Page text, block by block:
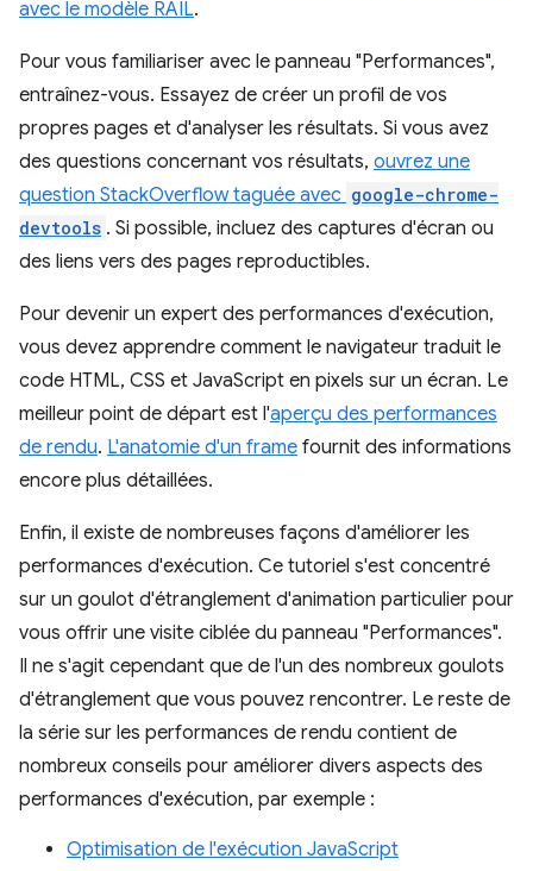
avec le modèle RAIL.
Pour vous familiariser avec le panneau "Performances",
entraînez-vous. Essayez de créer un profil de vos
propres pages et d'analyser les résultats. Si vous avez
des questions concernant vos résultats, ouvrez une
question StackOverflow taguée avec google-chrome-
devtools . Si possible, incluez des captures d'écran ou
des liens vers des pages reproductibles.
Pour devenir un expert des performances d'exécution,
vous devez apprendre comment le navigateur traduit le
code HTML, CSS et JavaScript en pixels sur un écran. Le
meilleur point de départ est l'aperçu des performances
de rendu. L'anatomie d'un frame fournit des informations
encore plus détaillées.
Enfin, il existe de nombreuses façons d'améliorer les
performances d'exécution. Ce tutoriel s'est concentré
sur un goulot d'étranglement d'animation particulier pour
vous offrir une visite ciblée du panneau "Performances".
Il ne s'agit cependant que de l'un des nombreux goulots
d'étranglement que vous pouvez rencontrer. Le reste de
la série sur les performances de rendu contient de
nombreux conseils pour améliorer divers aspects des
performances d'exécution, par exemple :
Optimisation de l'exécution JavaScript